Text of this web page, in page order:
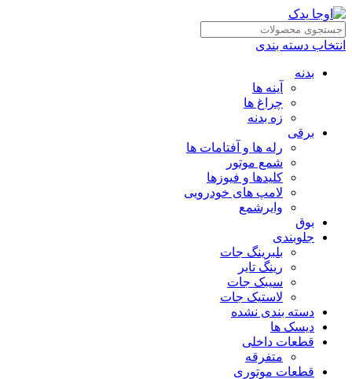
انتخاب دسته بندی
بدنه
آینه ها
چراغ ها
زه بدنه
برقی
رله ها و آفتامات ها
شمع موتور
کلیدها و فیوزها
لامپ های خودرویی
وایرشمع
بوق
جلوبندی
بلبرینگ جات
رینگ تایر
سیبک جات
لاستیک جات
دسته بندی نشده
دیسک ها
قطعات داخلی
متفرقه
قطعات موتوری